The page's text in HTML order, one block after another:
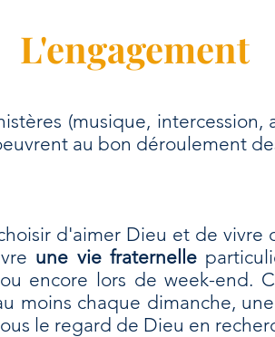
L'engagement
(musique,
au bon déroulement
d'aimer Dieu et de vivre
une vie fraternelle
encore lors de week-end.
moins chaque dimanche,
le regard de Dieu en